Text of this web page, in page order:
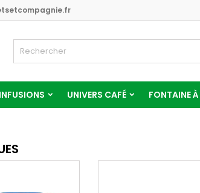
UNIVERS CAFÉ FONTAINE À